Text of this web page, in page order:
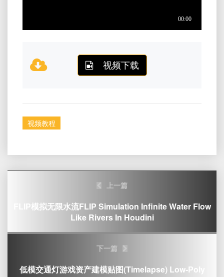
视频下载
视频教程
上一篇
FLIP模拟无限水流FLIP Simulation Infinite Water Flow
Like Rivers In Houdini
下一篇
低模交通灯游戏资产建模贴图(Timelapse) Low-Poly